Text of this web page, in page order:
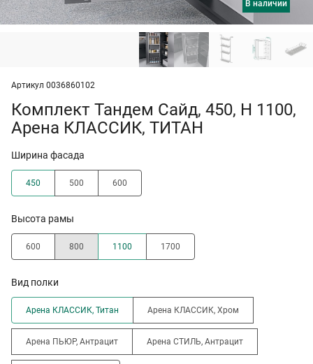
в наличии
Артикул 0036860102
Комплект Тандем Сайд, 450, H 1100,
Арена КЛАССИК, ТИТАН
Ширина фасада
450 500 600
Высота рамы
600 800 1100 1700
Вид полки
Арена КЛАССИК, Титан Арена КЛАССИК, Хром
Арена ПЬЮР, Антрацит Арена СТИЛЬ, Антрацит